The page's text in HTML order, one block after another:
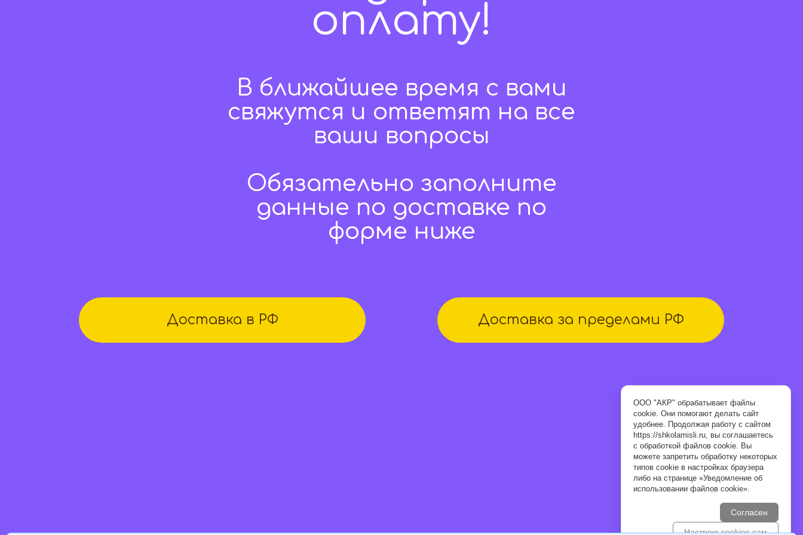
оплату!
В ближайшее время с вами
свяжутся и ответят на все
ваши вопросы
Обязательно заполните
данные по доставке по
форме ниже
Доставка в РФ Доставка за пределами РФ
ООО "АКР" обрабатывает файлы
cookie. Они помогают делать сайт
удобнее. Продолжая работу с сайтом
https://shkolamisli.ru, вы соглашаетесь
с обработкой файлов cookie. Вы
можете запретить обработку некоторых
типов cookie в настройках браузера
либо на странице «Уведомление об
использовании файлов cookie».
Согласен
Настрою cookies сам